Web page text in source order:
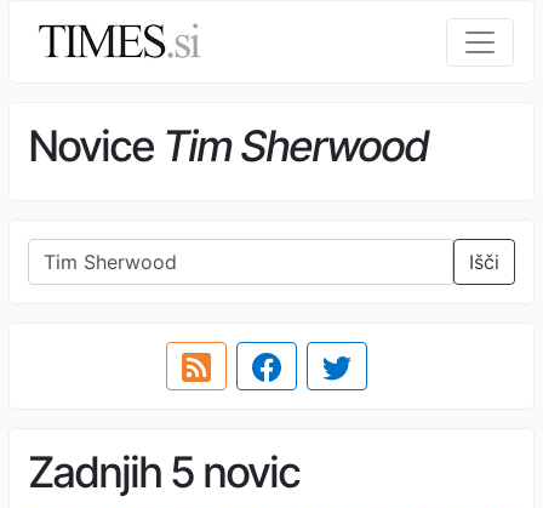
Novice Tim Sherwood
Išči
Zadnjih 5 novic